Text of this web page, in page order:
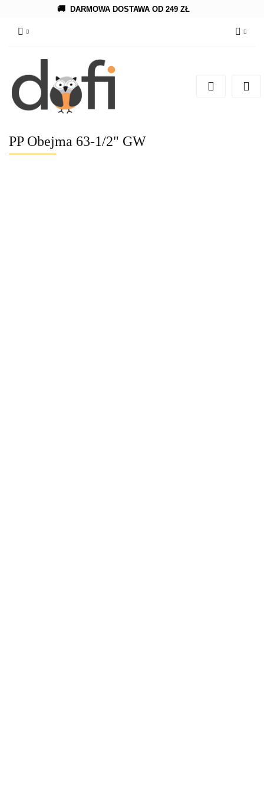
🚚 DARMOWA DOSTAWA OD 249 ZŁ
Zarejestruj się
PP Obejma 63-1/2" GW